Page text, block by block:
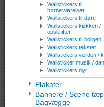
Wallstickers til
børneværelset
Wallstickers til døre
Wallstickers køkken /
opskrifter
Wallstickers til boligen
Wallstickers tekster
Wallstickers verden /
Wallsticker musik /
Wallstickers dyr
Plakater
Bannere / Scene
Bagvægge